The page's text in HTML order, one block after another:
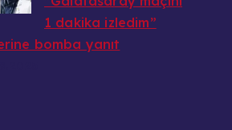
1 dakika izledim”
bomba yanıt